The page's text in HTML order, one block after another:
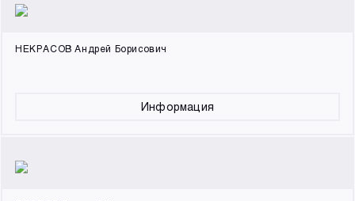
НЕКРАСОВ Андрей Борисович
Информация